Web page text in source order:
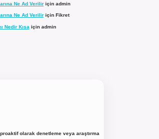
Ne Ad Veriliriçin admin
Ne Ad Veriliriçin Fikret
Nedir Kısa için admin
olarak denetleme veya araştırma